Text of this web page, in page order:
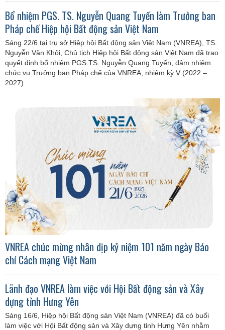
Bổ nhiệm PGS. TS. Nguyễn Quang Tuyến làm Trưởng ban
Pháp chế Hiệp hội Bất động sản Việt Nam
Sáng 22/6 tại trụ sở Hiệp hội Bất động sản Việt Nam (VNREA), TS.
Nguyễn Văn Khôi, Chủ tịch Hiệp hội Bất động sản Việt Nam đã trao
quyết định bổ nhiệm PGS.TS. Nguyễn Quang Tuyến, đảm nhiệm
chức vụ Trưởng ban Pháp chế của VNREA, nhiệm kỳ V (2022 –
2027).
VNREA chúc mừng nhân dịp kỷ niệm 101 năm ngày Báo
chí Cách mạng Việt Nam
Lãnh đạo VNREA làm việc với Hội Bất động sản và Xây
dựng tỉnh Hưng Yên
Sáng 16/6, Hiệp hội Bất động sản Việt Nam (VNREA) đã có buổi
làm việc với Hội Bất động sản và Xây dựng tỉnh Hưng Yên nhằm